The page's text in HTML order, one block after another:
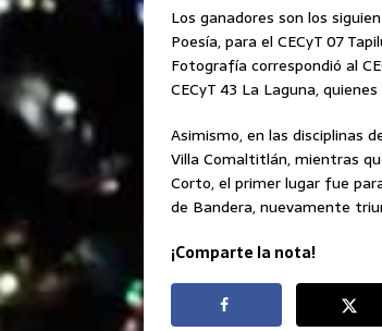
Los ganadores son los
Poesía, para el CECyT 07
Fotografía correspondió al
CECyT 43 La Laguna,
Asimismo, en las disciplinas
Villa Comaltitlán, mientras
Corto, el primer lugar fue
de Bandera, nuevamente
¡Comparte la nota!